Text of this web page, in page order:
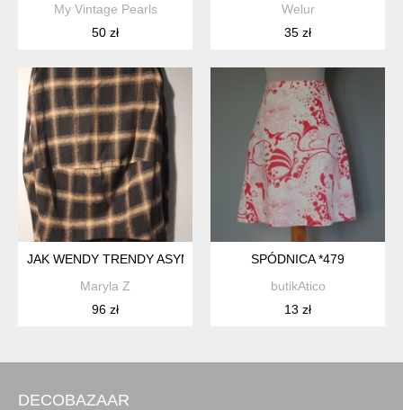
My Vintage Pearls
50 zł
Welur
35 zł
JAK WENDY TRENDY ASYMETRYCZNA M
Maryla Z
96 zł
SPÓDNICA *479
butikAtico
13 zł
DECOBAZAAR